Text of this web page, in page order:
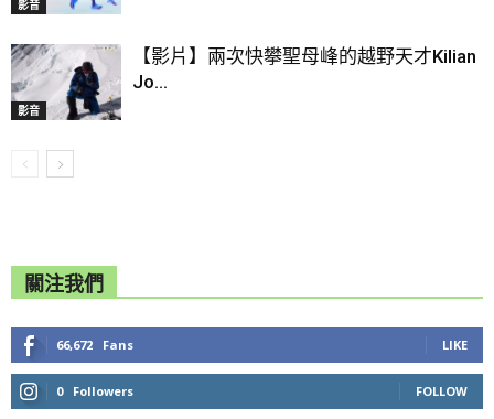
影音
影音
【影片】兩次快攀聖母峰的越野天才Kilian
Jo...
關注我們
66,672 Fans LIKE
0 Followers FOLLOW